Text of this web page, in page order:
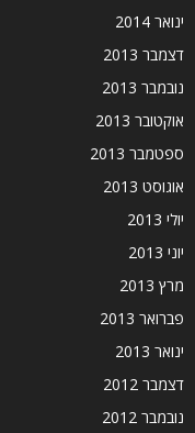
ינואר 2014
דצמבר 2013
נובמבר 2013
אוקטובר 2013
ספטמבר 2013
אוגוסט 2013
יולי 2013
יוני 2013
מרץ 2013
פברואר 2013
ינואר 2013
דצמבר 2012
נובמבר 2012